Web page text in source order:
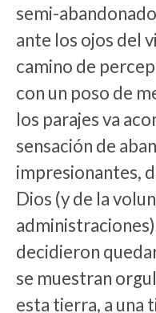
semi-
ante los ojos del
camino de
con un poso de
los parajes va
sensación de
impresionantes,
Dios (y de la
decidieron
se muestran
esta tierra, a una